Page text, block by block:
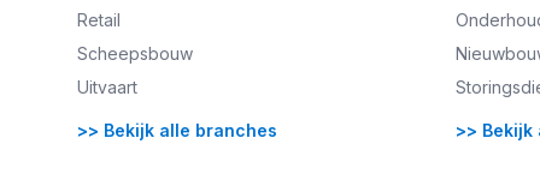
Retail
Scheepsbouw
Uitvaart
>> Bekijk alle branches >>